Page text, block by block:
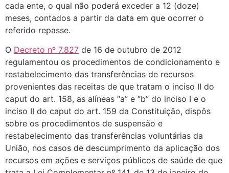
cada ente, o qual não poderá exceder a 12 (doze)
meses, contados a partir da data em que ocorrer o
referido repasse.
O Decreto nº 7.827 de 16 de outubro de 2012
regulamentou os procedimentos de condicionamento e
restabelecimento das transferências de recursos
provenientes das receitas de que tratam o inciso II do
caput do art. 158, as alíneas “a” e “b” do inciso I e o
inciso II do caput do art. 159 da Constituição, dispôs
sobre os procedimentos de suspensão e
restabelecimento das transferências voluntárias da
União, nos casos de descumprimento da aplicação dos
recursos em ações e serviços públicos de saúde de que